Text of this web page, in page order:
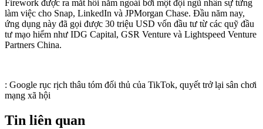
Firework được ra mắt hồi năm ngoái bởi một đội ngũ nhân sự từng
làm việc cho Snap, LinkedIn và JPMorgan Chase. Đầu năm nay,
ứng dụng này đã gọi được 30 triệu USD vốn đầu tư từ các quỹ đầu
tư mạo hiểm như IDG Capital, GSR Venture và Lightspeed Venture
Partners China.
: Google rục rịch thâu tóm đối thủ của TikTok, quyết trở lại sân chơi
mạng xã hội
Tin liên quan